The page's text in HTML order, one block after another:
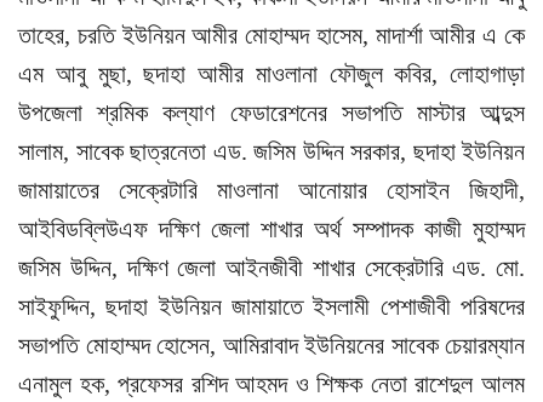
তাহের, চরতি ইউনিয়ন আমীর মোহাম্মদ হাসেম, মাদার্শা আমীর এ কে
এম আবু মুছা, ছদাহা আমীর মাওলানা ফৌজুল কবির, লোহাগাড়া
উপজেলা শ্রমিক কল্যাণ ফেডারেশনের সভাপতি মাস্টার আব্দুস
সালাম, সাবেক ছাত্রনেতা এড. জসিম উদ্দিন সরকার, ছদাহা ইউনিয়ন
জামায়াতের সেক্রেটারি মাওলানা আনোয়ার হোসাইন জিহাদী,
আইবিডব্লিউএফ দক্ষিণ জেলা শাখার অর্থ সম্পাদক কাজী মুহাম্মদ
জসিম উদ্দিন, দক্ষিণ জেলা আইনজীবী শাখার সেক্রেটারি এড. মো.
সাইফুদ্দিন, ছদাহা ইউনিয়ন জামায়াতে ইসলামী পেশাজীবী পরিষদের
সভাপতি মোহাম্মদ হোসেন, আমিরাবাদ ইউনিয়নের সাবেক চেয়ারম্যান
এনামুল হক, প্রফেসর রশিদ আহমদ ও শিক্ষক নেতা রাশেদুল আলম